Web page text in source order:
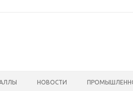
НОВОСТИ